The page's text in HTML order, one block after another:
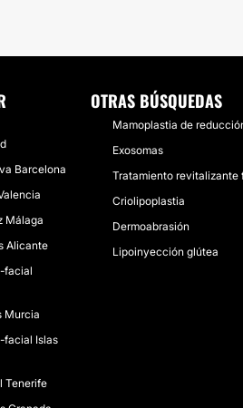
Barcelona
Málaga
Alicante
facial
Murcia
facial Islas
Tenerife
OTRAS BÚSQUEDAS
Mamoplastia de
Exosomas
Tratamiento revitalizante
Criolipoplastia
Dermoabrasión
Lipoinyección glútea